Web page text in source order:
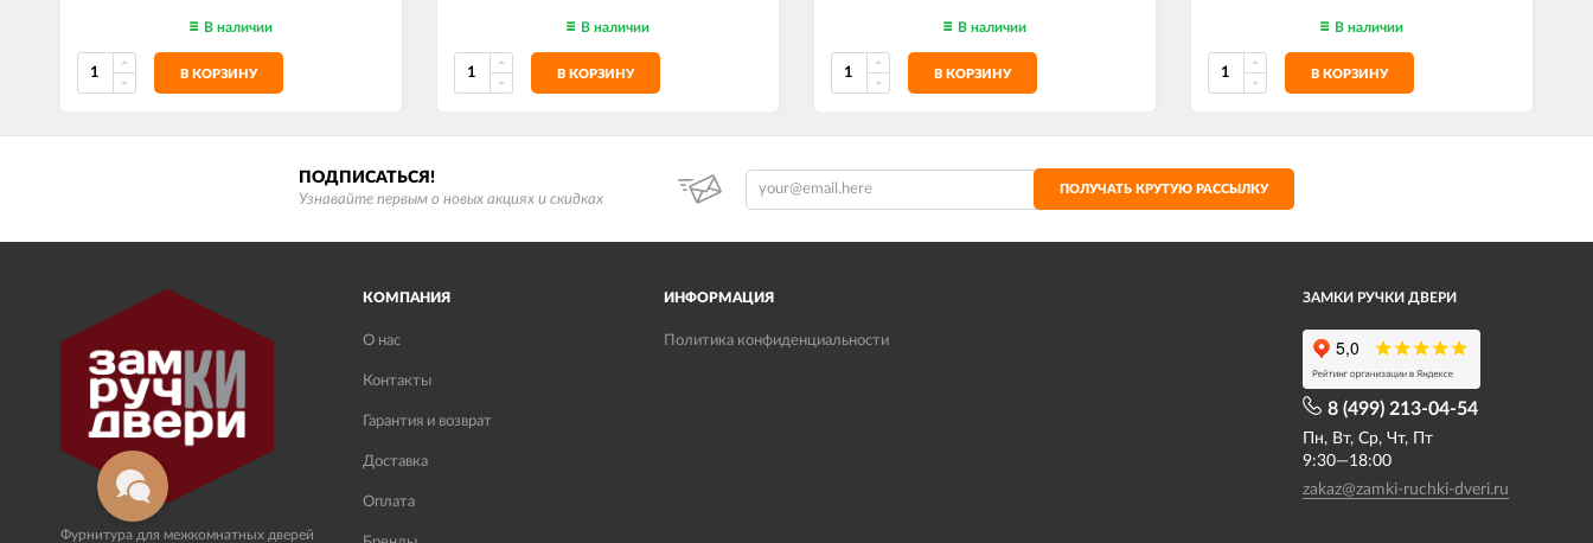
В наличии
В КОРЗИНУ
В наличии
В КОРЗИНУ
В наличии
В КОРЗИНУ
В наличии
В КОРЗИНУ
ПОДПИСАТЬСЯ!
Узнавайте первым о новых акциях и скидках
ПОЛУЧАТЬ КРУТУЮ РАССЫЛКУ
Фурнитура для межкомнатных дверей
КОМПАНИЯ
О нас
Контакты
Гарантия и возврат
Доставка
Оплата
ИНФОРМАЦИЯ
Политика конфиденциальности
ЗАМКИ РУЧКИ ДВЕРИ
8 (499) 213-04-54​
Пн, Вт, Ср, Чт, Пт
9:30—18:00
zakaz@zamki-ruchki-dveri.ru